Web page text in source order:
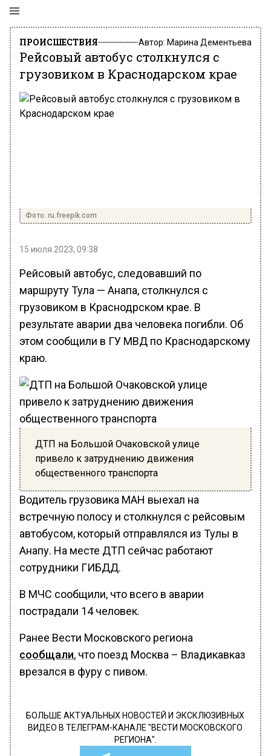
ПРОИСШЕСТВИЯ Автор: Марина Дементьева
Рейсовый автобус столкнулся с
грузовиком в Краснодарском крае
Фото: ru.freepik.com
15 июля 2023, 09:38
Рейсовый автобус, следовавший по
маршруту Тула — Анапа, столкнулся с
грузовиком в Краснодрском крае. В
результате аварии два человека погибли. Об
этом сообщили в ГУ МВД по Краснодарскому
краю.
ДТП на Большой Очаковской улице
привело к затруднению движения
общественного транспорта
Водитель грузовика МАН выехал на
встречную полосу и столкнулся с рейсовым
автобусом, который отправлялся из Тулы в
Анапу. На месте ДТП сейчас работают
сотрудники ГИБДД.
В МЧС сообщили, что всего в аварии
пострадали 14 человек.
Ранее Вести Московского региона
сообщали, что поезд Москва – Владикавказ
врезался в фуру с пивом.
БОЛЬШЕ АКТУАЛЬНЫХ НОВОСТЕЙ И ЭКСКЛЮЗИВНЫХ
ВИДЕО В ТЕЛЕГРАМ-КАНАЛЕ "ВЕСТИ МОСКОВСКОГО
РЕГИОНА".